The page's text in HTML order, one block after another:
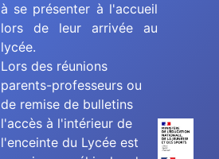
à se présenter à l'accueil
lors de leur arrivée au
lycée.
Lors des réunions
parents-professeurs ou
de remise de bulletins
l'accès à l'intérieur de
l'enceinte du Lycée est